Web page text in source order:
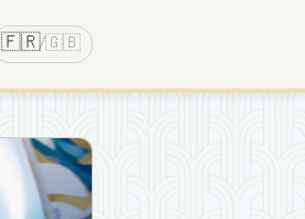
🇫🇷/🇬🇧